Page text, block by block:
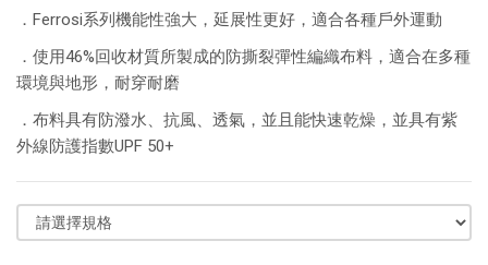
．Ferrosi系列機能性強大，延展性更好，適合各種戶外運動
．使用46%回收材質所製成的防撕裂彈性編織布料，適合在多種
環境與地形，耐穿耐磨
．布料具有防潑水、抗風、透氣，並且能快速乾燥，並具有紫
外線防護指數UPF 50+